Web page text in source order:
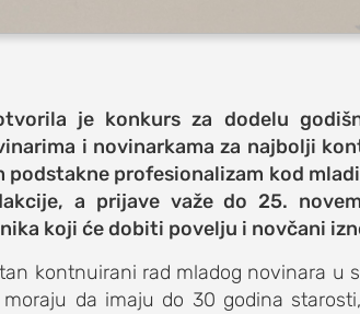
i stil
organizacije
konkursi
je konkurs za dodelu
i novinarkama za najbolji
podstakne profesionalizam kod
a prijave važe do 25.
koji će dobiti povelju i novčani
kontnuirani rad mladog novinara u
da imaju do 30 godina